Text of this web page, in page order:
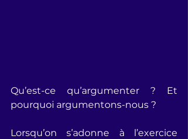
Qu’est-ce qu’argumenter ? Et
pourquoi argumentons-nous ?
Lorsqu’on s’adonne à l’exercice